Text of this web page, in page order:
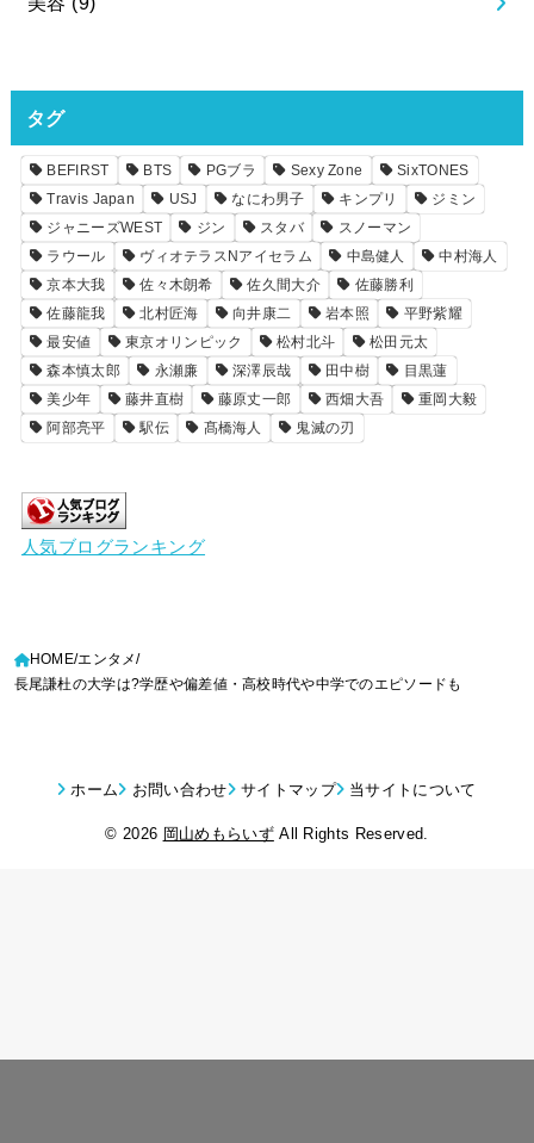
タグ
BEFIRST BTS PGブラ Sexy Zone
SixTONES
Travis Japan
USJ なにわ男子 キンプリ
ジミン
ジャニーズWEST
ジン スタバ
スノーマン
ラウール
ヴィオテラスNアイセラム 中島健人
中村海人
京本大我
佐々木朗希 佐久間大介
佐藤勝利
佐藤龍我
北村匠海 向井康二 岩本照
平野紫耀
最安値
東京オリンピック 松村北斗
松田元太
森本慎太郎
永瀬廉 深澤辰哉 田中樹
目黒蓮
美少年
藤井直樹 藤原丈一郎 西畑大吾
重岡大毅
阿部亮平
駅伝 髙橋海人 鬼滅の刃
人気ブログランキング
HOME エンタメ
長尾謙杜の大学は?学歴や偏差値・高校時代や中学でのエピソードも
ホーム お問い合わせ サイトマップ 当サイトについて
© 2026 岡山めもらいずAll Rights Reserved.